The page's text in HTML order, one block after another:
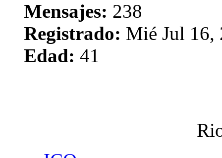
Mensajes: 238
Registrado: Mié Jul 16,
Edad: 41